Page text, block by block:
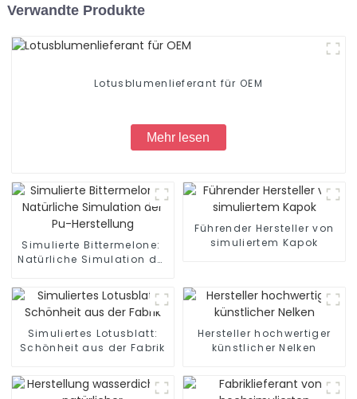
Verwandte Produkte
Lotusblumenlieferant für OEM
Mehr lesen
Simulierte Bittermelone: ​​
Natürliche Simulation der
Führender Hersteller von
simuliertem Kapok
Simuliertes Lotusblatt:
Schönheit aus der Fabrik
Hersteller hochwertiger
künstlicher Nelken